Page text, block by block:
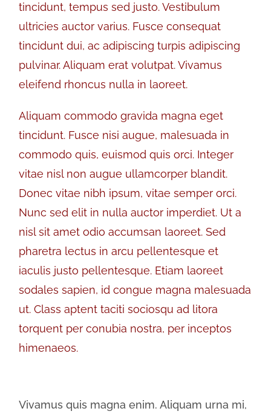
tincidunt, tempus sed justo. Vestibulum
ultricies auctor varius. Fusce consequat
tincidunt dui, ac adipiscing turpis adipiscing
pulvinar. Aliquam erat volutpat. Vivamus
eleifend rhoncus nulla in laoreet.
Aliquam commodo gravida magna eget
tincidunt. Fusce nisi augue, malesuada in
commodo quis, euismod quis orci. Integer
vitae nisl non augue ullamcorper blandit.
Donec vitae nibh ipsum, vitae semper orci.
Nunc sed elit in nulla auctor imperdiet. Ut a
nisl sit amet odio accumsan laoreet. Sed
pharetra lectus in arcu pellentesque et
iaculis justo pellentesque. Etiam laoreet
sodales sapien, id congue magna malesuada
ut. Class aptent taciti sociosqu ad litora
torquent per conubia nostra, per inceptos
himenaeos.
Vivamus quis magna enim. Aliquam urna mi,